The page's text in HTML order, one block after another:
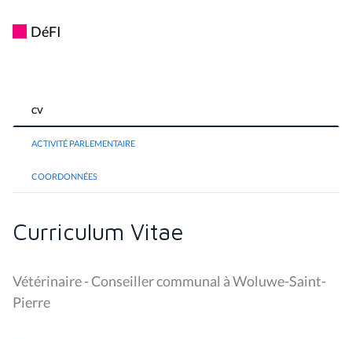
DéFI
CV
ACTIVITÉ PARLEMENTAIRE
COORDONNÉES
Curriculum Vitae
Vétérinaire - Conseiller communal à Woluwe-Saint-
Pierre